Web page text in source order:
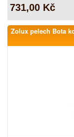
731,00 Kč
Zolux pelech Bota